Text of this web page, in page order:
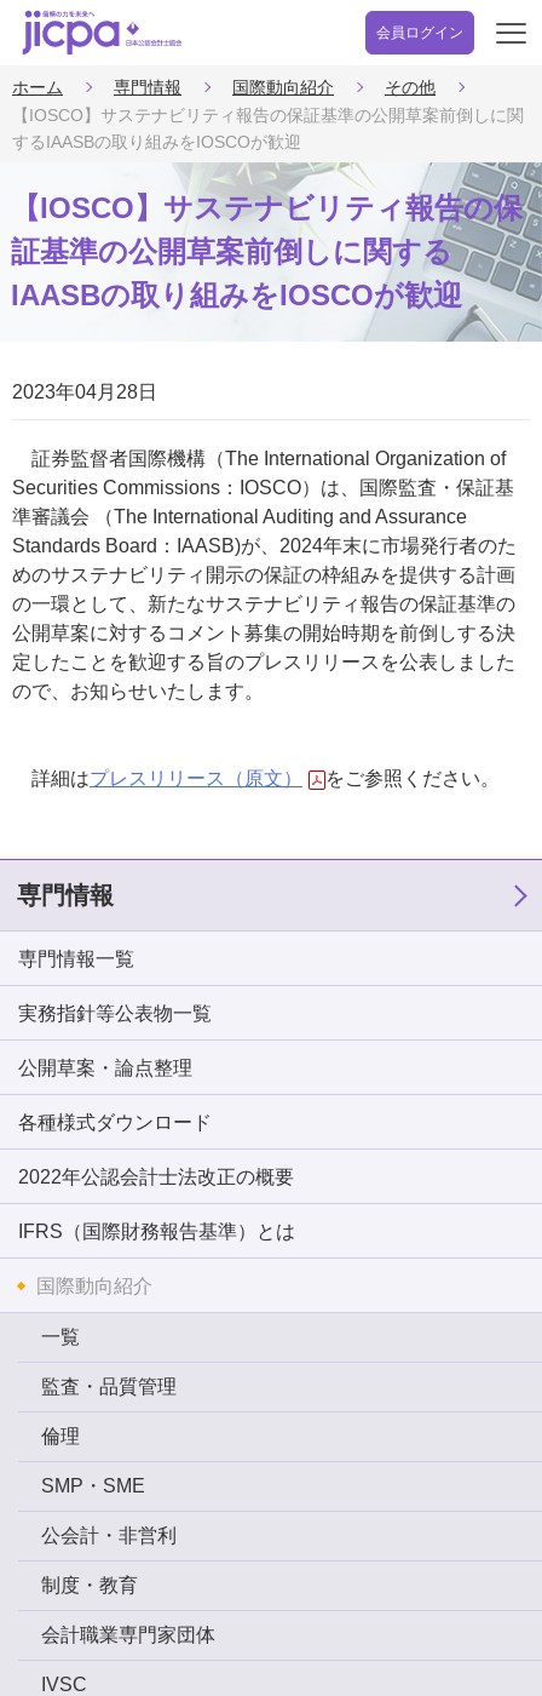
会員ログイン
開
ホーム 専門情報 国際動向紹介
その他
【IOSCO】サステナビリティ報告の保証基準の公開草案前倒しに関
するIAASBの取り組みをIOSCOが歓迎
【IOSCO】サステナビリティ報告の保
証基準の公開草案前倒しに関する
IAASBの取り組みをIOSCOが歓迎
2023年04月28日
証券監督者国際機構（The International Organization of
Securities Commissions：IOSCO）は、国際監査・保証基
準審議会 （The International Auditing and Assurance
Standards Board：IAASB)が、2024年末に市場発行者のた
めのサステナビリティ開示の保証の枠組みを提供する計画
の一環として、新たなサステナビリティ報告の保証基準の
公開草案に対するコメント募集の開始時期を前倒しする決
定したことを歓迎する旨のプレスリリースを公表しました
ので、お知らせいたします。
詳細はプレスリリース（原文） をご参照ください。
専門情報
専門情報一覧
実務指針等公表物一覧
公開草案・論点整理
各種様式ダウンロード
2022年公認会計士法改正の概要
IFRS（国際財務報告基準）とは
国際動向紹介
一覧
監査・品質管理
倫理
SMP・SME
公会計・非営利
制度・教育
会計職業専門家団体
IVSC